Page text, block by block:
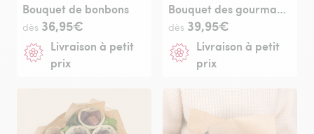
Bouquet de bonbons
dès 36,95€
Livraison à petit
prix
Bouquet des gourmands
dès 39,95€
Livraison à petit
prix